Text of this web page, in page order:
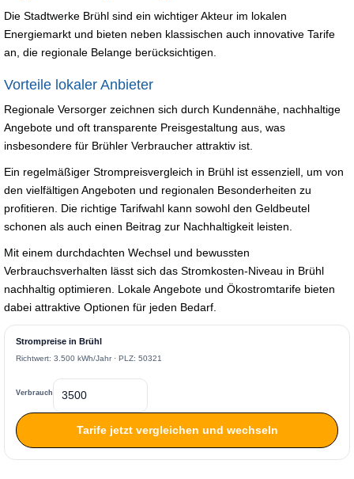
Die Stadtwerke Brühl sind ein wichtiger Akteur im lokalen
Energiemarkt und bieten neben klassischen auch innovative Tarife
an, die regionale Belange berücksichtigen.
Vorteile lokaler Anbieter
Regionale Versorger zeichnen sich durch Kundennähe, nachhaltige
Angebote und oft transparente Preisgestaltung aus, was
insbesondere für Brühler Verbraucher attraktiv ist.
Ein regelmäßiger Strompreisvergleich in Brühl ist essenziell, um von
den vielfältigen Angeboten und regionalen Besonderheiten zu
profitieren. Die richtige Tarifwahl kann sowohl den Geldbeutel
schonen als auch einen Beitrag zur Nachhaltigkeit leisten.
Mit einem durchdachten Wechsel und bewussten
Verbrauchsverhalten lässt sich das Stromkosten-Niveau in Brühl
nachhaltig optimieren. Lokale Angebote und Ökostromtarife bieten
dabei attraktive Optionen für jeden Bedarf.
Strompreise in Brühl
Richtwert: 3.500 kWh/Jahr · PLZ: 50321
Verbrauch
Tarife jetzt vergleichen und wechseln